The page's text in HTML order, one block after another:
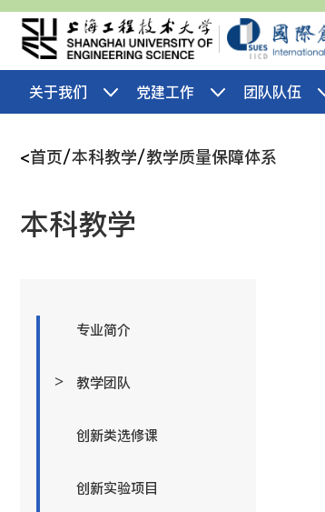
关于我们 党建工作 团队队伍
<首页/本科教学/教学质量保障体系
本科教学
专业简介
教学团队
>
创新类选修课
创新实验项目